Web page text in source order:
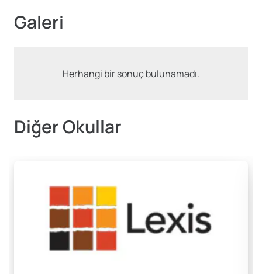
Galeri
Herhangi bir sonuç bulunamadı.
Diğer Okullar